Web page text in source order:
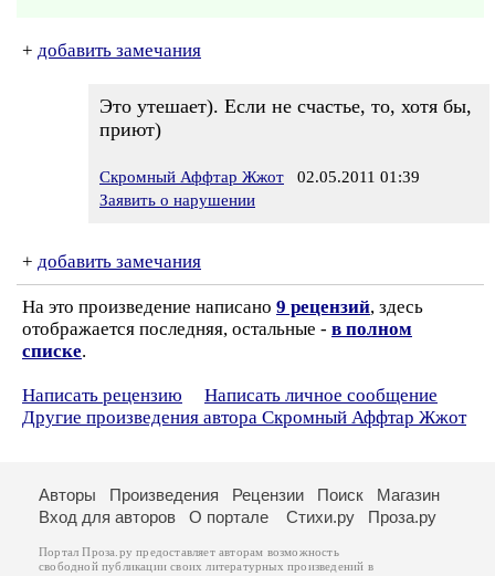
+ добавить замечания
Это утешает). Если не счастье, то, хотя бы,
приют)
Скромный Аффтар Жжот 02.05.2011 01:39
Заявить о нарушении
+ добавить замечания
На это произведение написано 9 рецензий, здесь
отображается последняя, остальные - в полном
списке.
Написать рецензию
Написать личное сообщение
Другие произведения автора Скромный Аффтар Жжот
Авторы Произведения Рецензии Поиск
Магазин
Вход для авторов
О портале Стихи.ру Проза.ру
Портал Проза.ру предоставляет авторам возможность
свободной публикации своих литературных произведений в